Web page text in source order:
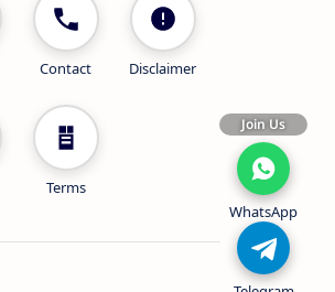
Join Us
WhatsApp
Contact Disclaimer
Terms